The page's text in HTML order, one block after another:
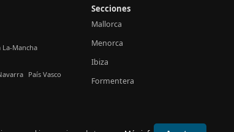
La-Mancha
País Vasco
Secciones
Mallorca
Menorca
Ibiza
Formentera